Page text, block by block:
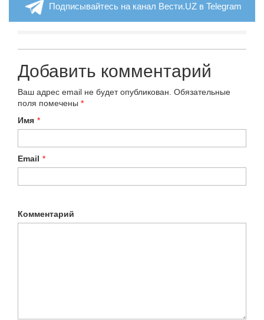
Подписывайтесь на канал Вести.UZ в Telegram
Добавить комментарий
Ваш адрес email не будет опубликован. Обязательные
поля помечены *
Имя *
Email *
Комментарий